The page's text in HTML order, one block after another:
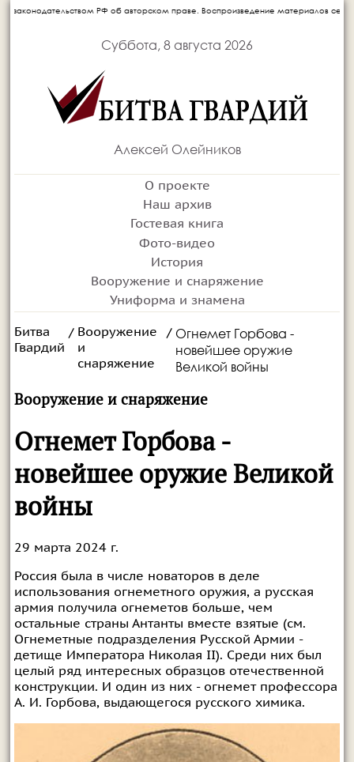
РФ об авторском праве. Воспроизведение материалов сетевого
Суббота, 8 августа 2026
Алексей Олейников
О проекте
Наш архив
Гостевая книга
Фото-видео
История
Вооружение и снаряжение
Униформа и знамена
Битва
Гвардий
/ Вооружение
и
снаряжение
/ Огнемет Горбова -
новейшее оружие
Великой войны
Вооружение и снаряжение
Огнемет Горбова -
новейшее оружие Великой
войны
29 марта 2024 г.
Россия была в числе новаторов в деле
использования огнеметного оружия, а русская
армия получила огнеметов больше, чем
остальные страны Антанты вместе взятые (см.
Огнеметные подразделения Русской Армии -
детище Императора Николая II). Среди них был
целый ряд интересных образцов отечественной
конструкции. И один из них - огнемет профессора
А. И. Горбова, выдающегося русского химика.